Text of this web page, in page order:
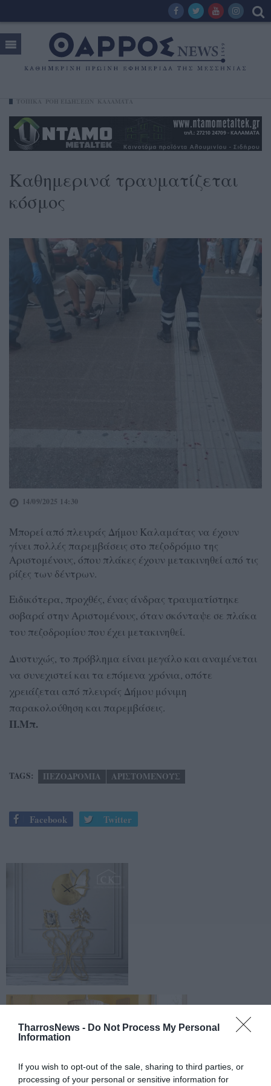
TharrosNews - Do Not Process My Personal
Information
If you wish to opt-out of the sale, sharing to third parties, or
processing of your personal or sensitive information for
Καθημερινά τραυματίζεται
κόσμος
14/09/2025 14:30
Μπορεί από πλευράς Δήμου Καλαμάτας να έχουν
γίνει πολλές παρεμβάσεις στο πεζοδρόμιο της
Αριστομένους, όπου πλάκες έχουν μετακινηθεί από τις
ρίζες των δέντρων.
Ειδικότερα, προχθές, ένας άνδρας τραυματίστηκε
σοβαρά στην Αριστομένους, όταν σκόνταψε σε πλάκα
του πεζοδρομίου που έχει μετακινηθεί.
Δυστυχώς, το πρόβλημα είναι μεγάλο και αναμένεται
να συνεχιστεί και τα επόμενα χρόνια, οπότε
χρειάζεται από πλευράς Δήμου μόνιμη
παρακολούθηση και παρεμβάσεις.
Π.Μπ.
TAGS: ΠΕΖΟΔΡΟΜΙΑ ΑΡΙΣΤΟΜΕΝΟΥΣ
Facebook Twitter